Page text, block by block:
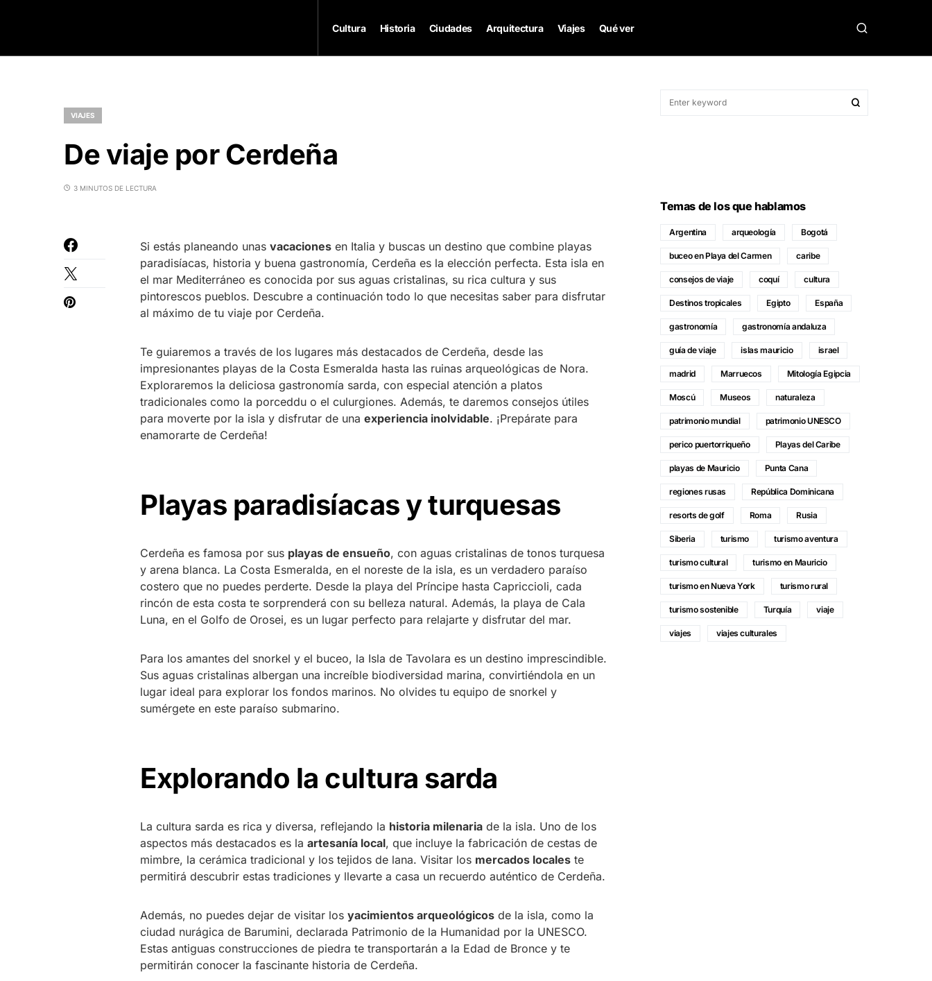
Cultura Historia Ciudades Arquitectura Viajes Qué ver
VIAJES
De viaje por Cerdeña
3 MINUTOS DE LECTURA
Si estás planeando unas vacaciones en Italia y buscas un destino que combine playas
paradisíacas, historia y buena gastronomía, Cerdeña es la elección perfecta. Esta isla en
el mar Mediterráneo es conocida por sus aguas cristalinas, su rica cultura y sus
pintorescos pueblos. Descubre a continuación todo lo que necesitas saber para disfrutar
al máximo de tu viaje por Cerdeña.
Te guiaremos a través de los lugares más destacados de Cerdeña, desde las
impresionantes playas de la Costa Esmeralda hasta las ruinas arqueológicas de Nora.
Exploraremos la deliciosa gastronomía sarda, con especial atención a platos
tradicionales como la porceddu o el culurgiones. Además, te daremos consejos útiles
para moverte por la isla y disfrutar de una experiencia inolvidable. ¡Prepárate para
enamorarte de Cerdeña!
Playas paradisíacas y turquesas
Cerdeña es famosa por sus playas de ensueño, con aguas cristalinas de tonos turquesa
y arena blanca. La Costa Esmeralda, en el noreste de la isla, es un verdadero paraíso
costero que no puedes perderte. Desde la playa del Príncipe hasta Capriccioli, cada
rincón de esta costa te sorprenderá con su belleza natural. Además, la playa de Cala
Luna, en el Golfo de Orosei, es un lugar perfecto para relajarte y disfrutar del mar.
Para los amantes del snorkel y el buceo, la Isla de Tavolara es un destino imprescindible.
Sus aguas cristalinas albergan una increíble biodiversidad marina, convirtiéndola en un
lugar ideal para explorar los fondos marinos. No olvides tu equipo de snorkel y
sumérgete en este paraíso submarino.
Explorando la cultura sarda
La cultura sarda es rica y diversa, reflejando la historia milenaria de la isla. Uno de los
aspectos más destacados es la artesanía local, que incluye la fabricación de cestas de
mimbre, la cerámica tradicional y los tejidos de lana. Visitar los mercados locales te
permitirá descubrir estas tradiciones y llevarte a casa un recuerdo auténtico de Cerdeña.
Además, no puedes dejar de visitar los yacimientos arqueológicos de la isla, como la
ciudad nurágica de Barumini, declarada Patrimonio de la Humanidad por la UNESCO.
Estas antiguas construcciones de piedra te transportarán a la Edad de Bronce y te
permitirán conocer la fascinante historia de Cerdeña.
Temas de los que hablamos
Argentina arqueología Bogotá
buceo en Playa del Carmen caribe
consejos de viaje coquí cultura
Destinos tropicales Egipto España
gastronomía gastronomía andaluza
guía de viaje islas mauricio israel
madrid Marruecos Mitología Egipcia
Moscú Museos naturaleza
patrimonio mundial patrimonio UNESCO
perico puertorriqueño Playas del Caribe
playas de Mauricio Punta Cana
regiones rusas República Dominicana
resorts de golf Roma Rusia
Siberia turismo turismo aventura
turismo cultural turismo en Mauricio
turismo en Nueva York turismo rural
turismo sostenible Turquía viaje
viajes viajes culturales